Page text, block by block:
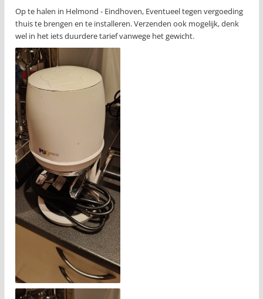
Op te halen in Helmond - Eindhoven, Eventueel tegen vergoeding
thuis te brengen en te installeren. Verzenden ook mogelijk, denk
wel in het iets duurdere tarief vanwege het gewicht.